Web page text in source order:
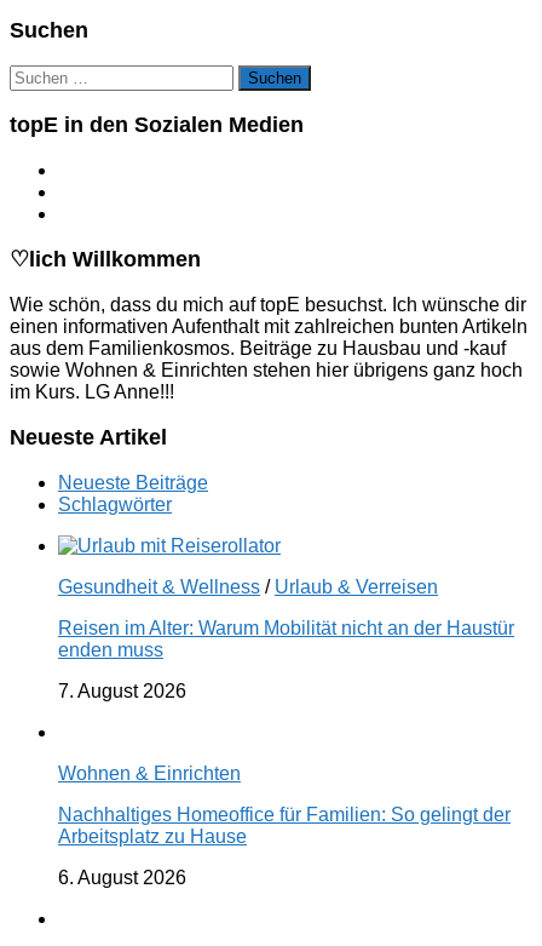
Suchen
Suchen
nach:
topE in den Sozialen Medien
♡lich Willkommen
Wie schön, dass du mich auf topE besuchst. Ich wünsche dir
einen informativen Aufenthalt mit zahlreichen bunten Artikeln
aus dem Familienkosmos. Beiträge zu Hausbau und -kauf
sowie Wohnen & Einrichten stehen hier übrigens ganz hoch
im Kurs. LG Anne!!!
Neueste Artikel
Neueste Beiträge
Schlagwörter
Gesundheit & Wellness / Urlaub & Verreisen
Reisen im Alter: Warum Mobilität nicht an der Haustür
enden muss
7. August 2026
Wohnen & Einrichten
Nachhaltiges Homeoffice für Familien: So gelingt der
Arbeitsplatz zu Hause
6. August 2026